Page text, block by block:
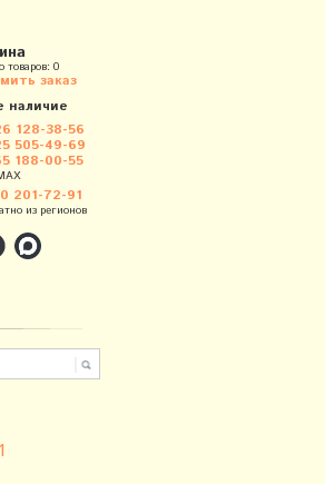
товаров: 0
заказ
наличие
128-38-56
505-49-69
188-00-55
201-72-91
из регионов